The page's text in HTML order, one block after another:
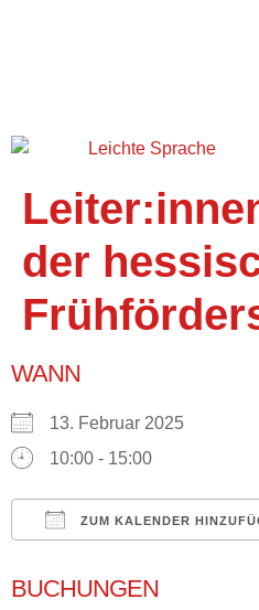
der
WANN
13. Februar 2025
10:00 - 15:00
ZUM KALENDER
BUCHUNGEN